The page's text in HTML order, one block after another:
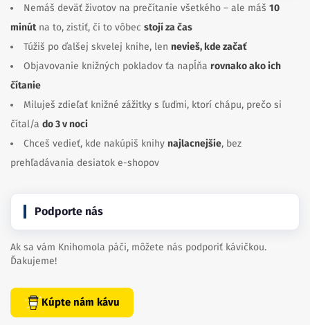
Nemáš deväť životov na prečítanie všetkého – ale máš 10
minútna to, zistiť, či to vôbec stojí za čas
Túžiš po ďalšej skvelej knihe, len nevieš, kde začať
Objavovanie knižných pokladov ťa napĺňa rovnako ako ich
čítanie
Miluješ zdieľať knižné zážitky s ľuďmi, ktorí chápu, prečo si
čítal/a do 3 v noci
Chceš vedieť, kde nakúpiš knihy najlacnejšie, bez
prehľadávania desiatok e-shopov
Podporte nás
Ak sa vám Knihomola páči, môžete nás podporiť kávičkou.
Ďakujeme!
Kúpte nám kávu